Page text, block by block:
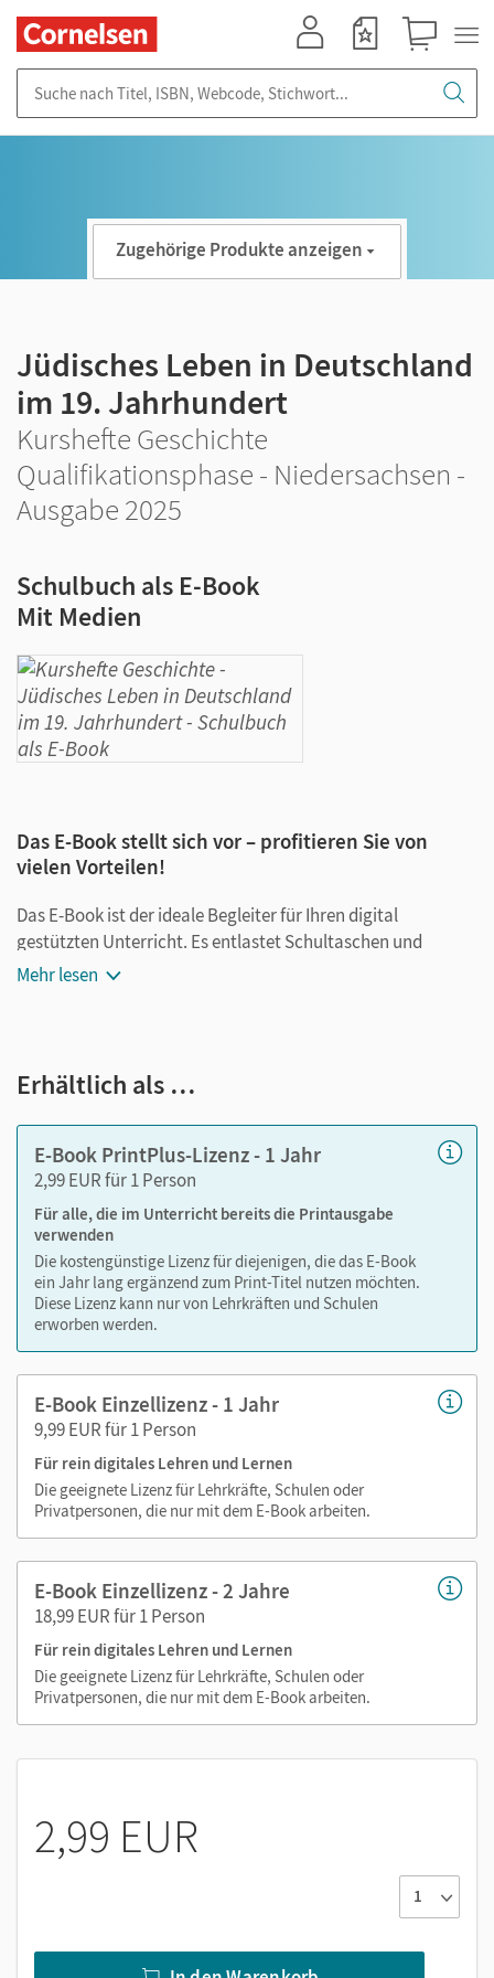
Zugehörige Produkte anzeigen
Jüdisches Leben in Deutschland
im 19. Jahrhundert
Kurshefte Geschichte
Qualifikationsphase - Niedersachsen -
Ausgabe 2025
Schulbuch als E-Book
Mit Medien
Das E-Book stellt sich vor – profitieren Sie von
vielen Vorteilen!
Das E-Book ist der ideale Begleiter für Ihren digital
gestützten Unterricht. Es entlastet Schultaschen und
Rucksäcke und ist jederzeit unkompliziert verfügbar.
Notizen erstellen
Markierungen setzen
Text ergänzen
Lesezeichen hinzufügen
im Text suchen
zoomen
Die Medien sind wichtige Bestandteile dieses E-Books. Sie
sind seitengenau platziert, damit Sie und Ihre Schüler/-innen
jederzeit unkompliziert darauf zugreifen können. So
gestalten Sie das Lehren und Lernen zeitsparend und
abwechslungsreich. Kein Medienwechsel! Kein
zeitaufwendiges Suchen!
Medien in diesem E-Book:
Audios
Videos
Interaktive Übungen
PDF-Dateien
Externe Weblinks zu Erklärfilmen, Dokumenten,
Bildern und Texten
Grafiken
Mehr lesen
Erhältlich als …
E-Book PrintPlus-Lizenz - 1 Jahr
2,99 EUR für 1 Person
Für alle, die im Unterricht bereits die Printausgabe
verwenden
Die kostengünstige Lizenz für diejenigen, die das E-Book
ein Jahr lang ergänzend zum Print-Titel nutzen möchten.
Diese Lizenz kann nur von Lehrkräften und Schulen
erworben werden.
E-Book Einzellizenz - 1 Jahr
9,99 EUR für 1 Person
Für rein digitales Lehren und Lernen
Die geeignete Lizenz für Lehrkräfte, Schulen oder
Privatpersonen, die nur mit dem E-Book arbeiten.
E-Book Einzellizenz - 2 Jahre
18,99 EUR für 1 Person
Für rein digitales Lehren und Lernen
Die geeignete Lizenz für Lehrkräfte, Schulen oder
Privatpersonen, die nur mit dem E-Book arbeiten.
2,99 EUR